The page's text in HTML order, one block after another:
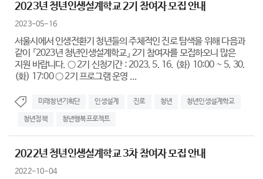
2023년 청년인생설계학교 2기 참여자 모집 안내
2023-05-16
서울시에서 인생전환기 청년들의 주체적인 진로 탐색을 위해 다음과
같이 『2023년 청년인생설계학교』 2기 참여자를 모집하오니 많은
지원 바랍니다. ○ 2기 신청기간 : 2023. 5. 16. (화) 10:00 ~ 5. 30.
(화) 17:00 ○ 2기 프로그램 운영 ...
미래청년기획단 인생설계 진로 청년 청년인생설계학교
청년정책 청년행복프로젝트
2022년 청년인생설계학교 3차 참여자 모집 안내
2022-10-04